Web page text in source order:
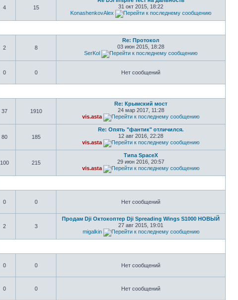
4 15
31 окт 2015, 18:22
KonashenkovAlex
2 8
Re: Протокол
03 июн 2015, 18:28
SerKol
0 0 Нет сообщений
37 1910
Re: Крымский мост
24 мар 2017, 11:28
vis.asta
80 185
Re: Опять "фантик" отличился.
12 авг 2016, 22:28
vis.asta
100 215
Типа SpaceX
29 июн 2016, 20:57
vis.asta
0 0 Нет сообщений
2 3
Продам Dji Октокоптер Dji Spreading Wings S1000 НОВЫЙ
27 авг 2015, 19:01
migalkin
0 0 Нет сообщений
0 0 Нет сообщений